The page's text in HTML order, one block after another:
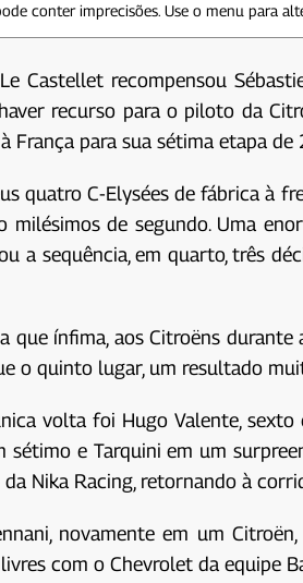
conter imprecisões. Use o menu para
Castellet recompensou
recurso para o piloto da
França para sua sétima etapa de
quatro C-Elysées de fábrica à
de segundo. Uma
a sequência, em quarto, três
que ínfima, aos Citroëns
o quinto lugar, um resultado
volta foi Hugo Valente,
e Tarquini em um
Nika Racing, retornando à
novamente em um
com o Chevrolet da equipe